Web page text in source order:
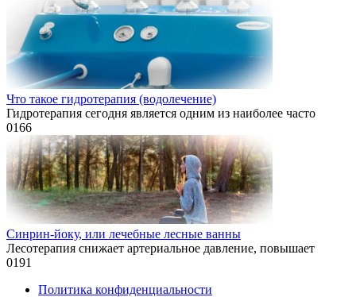
Что такое гидротерапия (водолечение)
Гидротерапия сегодня является одним из наиболее часто
0166
Синрин-йоку, или лечебные лесные ванны
Лесотерапия снижает артериальное давление, повышает
0191
Политика конфиденциальности